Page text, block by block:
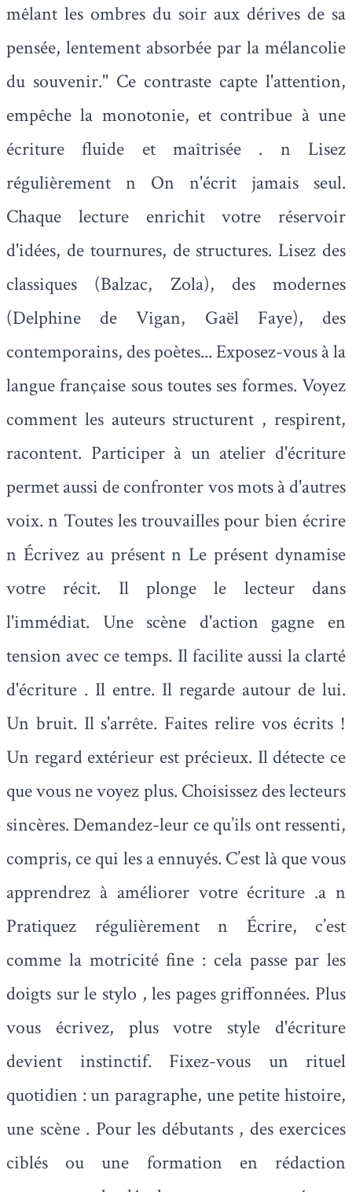
mêlant les ombres du soir aux dérives de sa
pensée, lentement absorbée par la mélancolie
du souvenir." Ce contraste capte l'attention,
empêche la monotonie, et contribue à une
écriture fluide et maîtrisée . n Lisez
régulièrement n On n'écrit jamais seul.
Chaque lecture enrichit votre réservoir
d'idées, de tournures, de structures. Lisez des
classiques (Balzac, Zola), des modernes
(Delphine de Vigan, Gaël Faye), des
contemporains, des poètes... Exposez-vous à la
langue française sous toutes ses formes. Voyez
comment les auteurs structurent , respirent,
racontent. Participer à un atelier d'écriture
permet aussi de confronter vos mots à d'autres
voix. n Toutes les trouvailles pour bien écrire
n Écrivez au présent n Le présent dynamise
votre récit. Il plonge le lecteur dans
l'immédiat. Une scène d'action gagne en
tension avec ce temps. Il facilite aussi la clarté
d'écriture . Il entre. Il regarde autour de lui.
Un bruit. Il s'arrête. Faites relire vos écrits !
Un regard extérieur est précieux. Il détecte ce
que vous ne voyez plus. Choisissez des lecteurs
sincères. Demandez-leur ce qu’ils ont ressenti,
compris, ce qui les a ennuyés. C’est là que vous
apprendrez à améliorer votre écriture .a n
Pratiquez régulièrement n Écrire, c’est
comme la motricité fine : cela passe par les
doigts sur le stylo , les pages griffonnées. Plus
vous écrivez, plus votre style d'écriture
devient instinctif. Fixez-vous un rituel
quotidien : un paragraphe, une petite histoire,
une scène . Pour les débutants , des exercices
ciblés ou une formation en rédaction